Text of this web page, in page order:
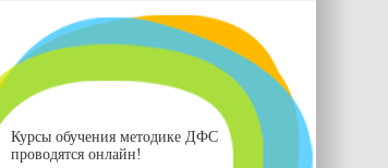
Курсы обучения методике ДФС
проводятся онлайн!